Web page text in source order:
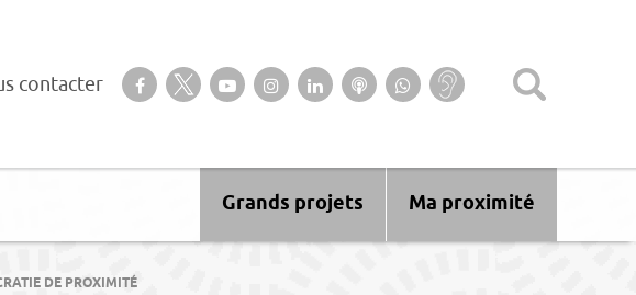
contacter Suivez-nous sur notre page Facebook
Suivez-nous sur Twitter
Suivez-nous sur YouTube
Suivez-nous sur Instagram
Retrouvez-nous sur Linkedin
Ecoutez nos Podcasts
Suivez-nous sur
WhatsApp
Baisse
d’audition ?
Ma proximité
Grands projets
DE PROXIMITÉ